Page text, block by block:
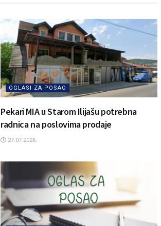
OGLASI ZA POSAO
Pekari MIA u Starom Ilijašu potrebna
radnica na poslovima prodaje
27.07.2026.